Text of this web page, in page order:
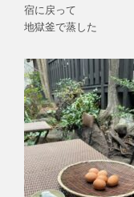
宿に戻って
地獄釜で蒸した